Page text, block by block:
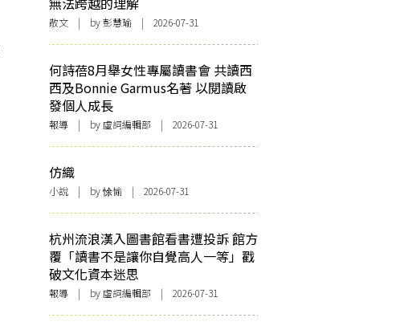
散文 | by 彭慧瑜 | 2026-07-31
何詩蓓8月舉女性專屬讀書會 共讀西
西及Bonnie Garmus名著 以閱讀啟
發個人成長
報導 | by 虛詞編輯部 | 2026-07-31
仿織
小說 | by 悇愉 | 2026-07-31
杭州流浪漢入圖書館看書遭投訴 館方
覆「讀書不是讓你自覺高人一等」戳
破文化資本迷思
報導 | by 虛詞編輯部 | 2026-07-31